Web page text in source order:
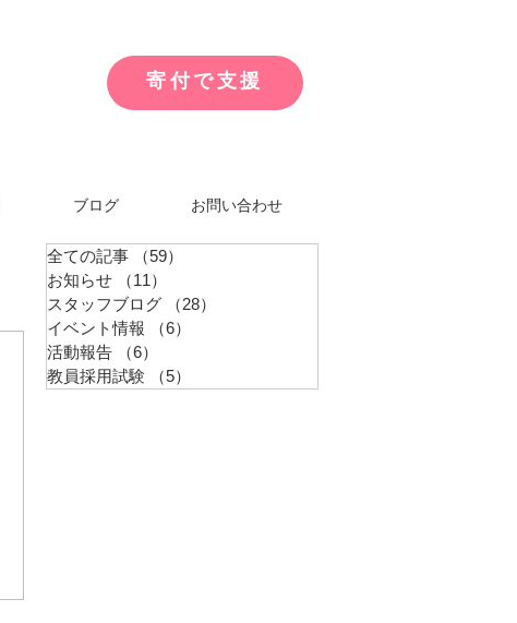
寄付で支援
ブログ お問い合わせ
全ての記事 （59）
お知らせ
（11）
スタッフブログ
（28）
イベント情報
（6）
活動報告
（6）
教員採用試験
（5）